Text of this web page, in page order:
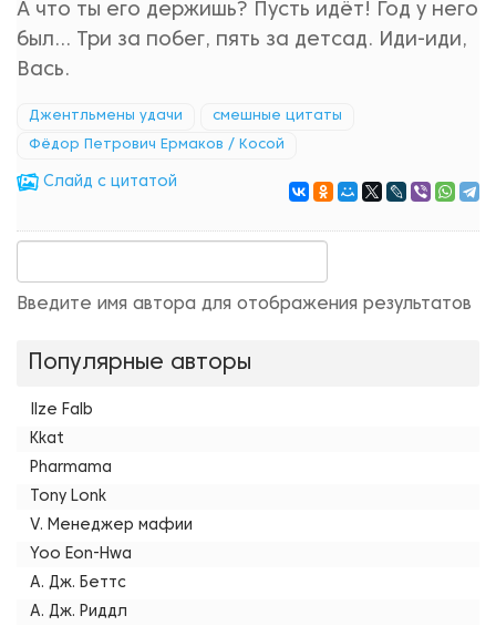
А что ты его держишь? Пусть идёт! Год у него
был… Три за побег, пять за детсад. Иди-иди,
Вась.
Джентльмены удачи смешные цитаты
Фёдор Петрович Ермаков / Косой
Cлайд с цитатой
Введите имя автора для отображения результатов
Популярные авторы
Ilze Falb
Kkat
Pharmama
Tony Lonk
V. Менеджер мафии
Yoo Eon-Hwa
А. Дж. Беттс
А. Дж. Риддл